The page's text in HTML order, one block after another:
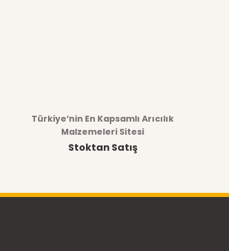
Türkiye’nin En Kapsamlı Arıcılık
Malzemeleri Sitesi
Stoktan Satış